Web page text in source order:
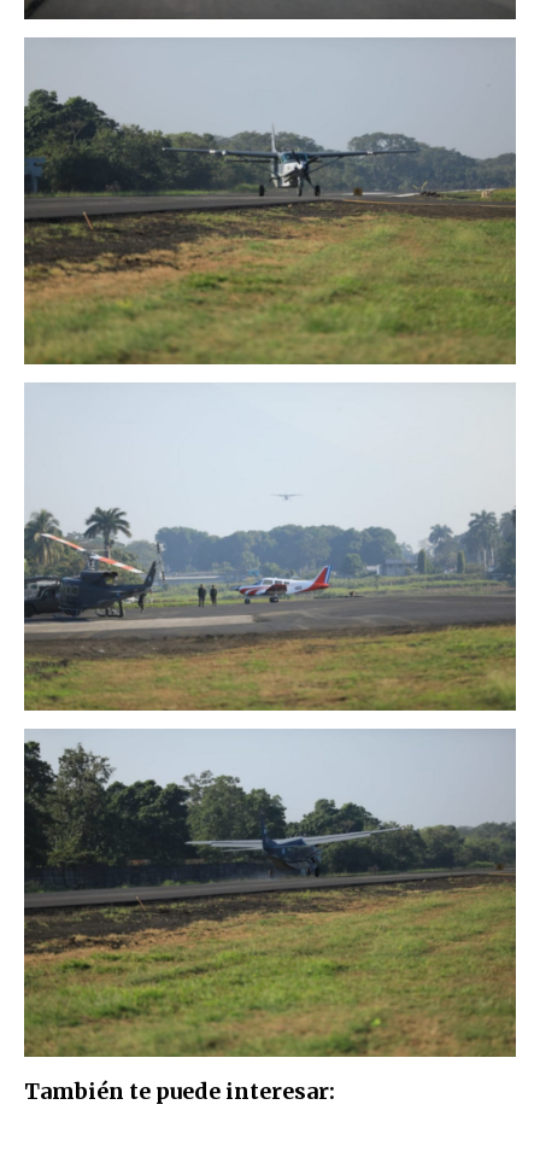
También te puede interesar: